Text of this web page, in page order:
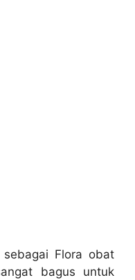
Flora obat
bagus untuk